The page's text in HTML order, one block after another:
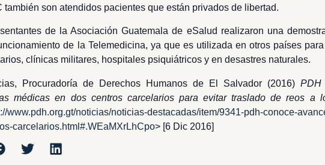
son atendidos pacientes que están privados de libertad.
de la Asociación Guatemala de eSalud realizaron una
de la Telemedicina, ya que es utilizada en otros países
clínicas militares, hospitales psiquiátricos y en desastres naturales.
Procuradoría de Derechos Humanos de El Salvador (2016) PDH
médicas en dos centros carcelarios para evitar traslado de reos a
www.pdh.org.gt/noticias/noticias-destacadas/item/9341-pdh-conoce-
carcelarios.html#.WEaMXrLhCpo> [6 Dic 2016]